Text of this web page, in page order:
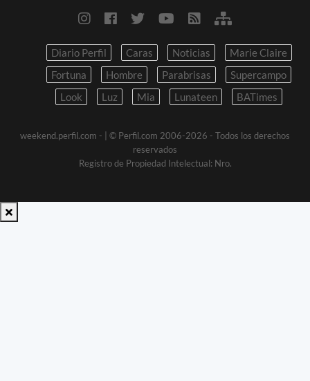
Diario Perfil Caras Noticias
Marie Claire
Fortuna
Hombre Parabrisas
Supercampo
Look
Luz Mia Lunateen BATimes
weekend.perfil.com -
| © Perfil.com 2006-2026 - Todos los derechos
reservados
Registro de Propiedad Intelectual: Nro.